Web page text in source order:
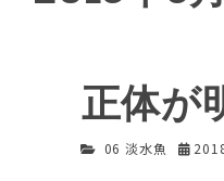
正体が
06 淡水魚